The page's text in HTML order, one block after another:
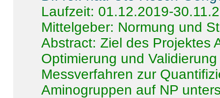
Laufzeit: 01.12.2019-
Mittelgeber: Normung und
Abstract:Ziel des Projektes
Optimierung und
Messverfahren zur
Aminogruppen auf NP